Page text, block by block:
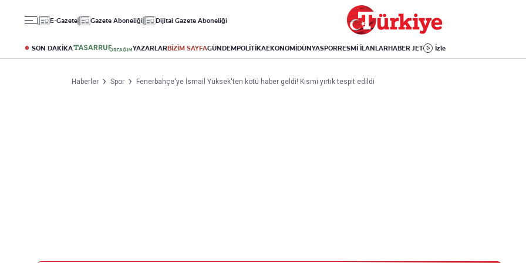
E-Gazete Gazete Aboneliği Dijital Gazete Aboneliği
SON DAKİKA YAZARLARBİZİM SAYFAGÜNDEMPOLİTİKAEKONOMİDÜNYASPORRESMİ İLANLARHABER JET İzle
Altın
Döviz
Kripto Para
Puan Durumu
Fikstür
Avrupa Ligi
Avrupa
Amerika
İsrail-Gazze
Yaşam
Sağlık
Yemek
Aktüel
Kitap
Haberler Spor Fenerbahçe'ye İsmail Yüksek'ten kötü haber geldi! Kısmi yırtık tespit edildi